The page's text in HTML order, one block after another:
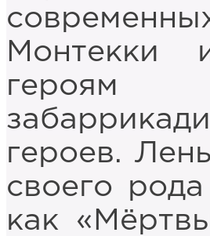
Монтекки
героев.
своего
как